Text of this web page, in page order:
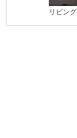
リビング